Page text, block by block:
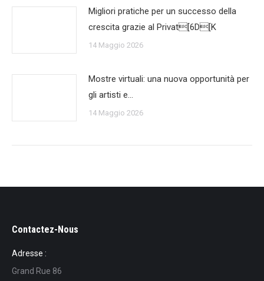
Migliori pratiche per un successo della
crescita grazie al Privat[6D[K
14 Maggio 2026
Mostre virtuali: una nuova opportunità per
gli artisti e…
14 Maggio 2026
Contactez-Nous
Adresse :
Grand Rue 86